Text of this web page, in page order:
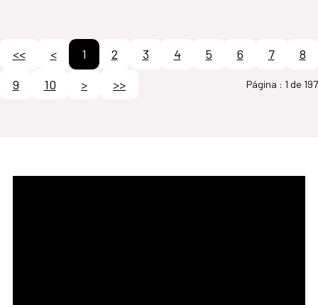
<< < 1 2 3 4 5 6 7
8
9
10 > >> Página : 1 de 197